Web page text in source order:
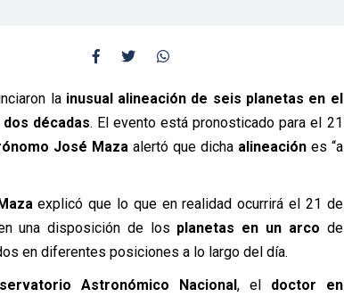
la inusual alineación de seis planetas en el
dos décadas. El evento está pronosticado para el 21
José Mazaalertó que dicha alineaciónes “a
explicó que lo que en realidad ocurrirá el 21 de
una disposición de los planetas en un arco de
en diferentes posiciones a lo largo del día.
Astronómico Nacional, el doctor en